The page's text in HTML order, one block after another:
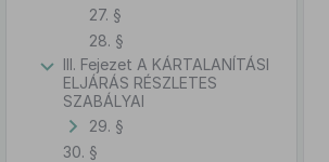
27. §
28. §
III. Fejezet A KÁRTALANÍTÁSI
ELJÁRÁS RÉSZLETES
SZABÁLYAI
29. §
30. §